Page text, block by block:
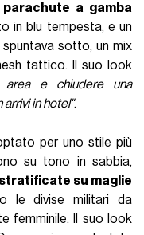
a gamba
in blu tempesta, e un
sotto, un mix
tattico. Il suo look
area e chiudere una
in hotel".
per uno stile più
su tono in sabbia,
su maglie
le divise militari da
femminile. Il suo look